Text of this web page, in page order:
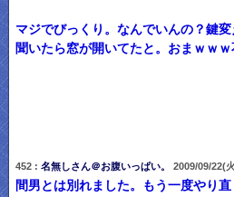
マジでびっくり。なんでいんの？鍵変
聞いたら窓が開いてたと。おまｗｗ
452 : 名無しさん＠お腹いっぱい。 2009/09/22(
間男とは別れました。もう一度やり